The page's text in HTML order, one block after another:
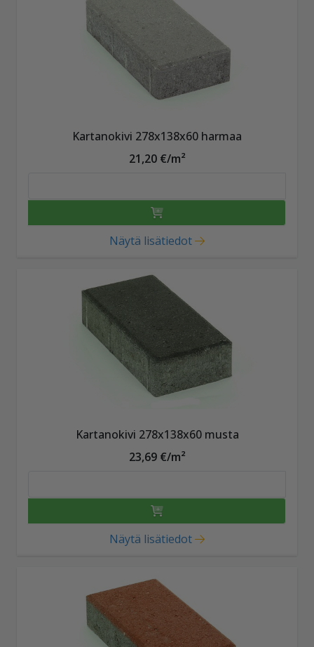
Kartanokivi 278x138x60 harmaa
21,20 €/m²
Näytä lisätiedot
Kartanokivi 278x138x60 musta
23,69 €/m²
Näytä lisätiedot